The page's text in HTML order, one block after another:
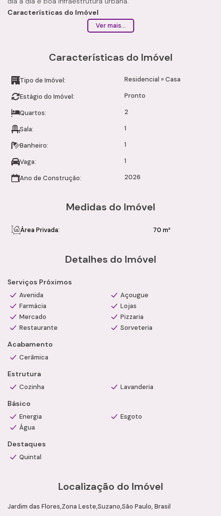
Características do Imóvel
Garagem com portão automático
Infraestrutura
Abastecimento de água
Energia elétrica
Rede de esgoto
Açougues
Farmácias
Restaurantes e pizzarias
Lojas e comércios em geral
Valor de Venda: R$ 465.000,00
especializados e agende sua visita. Camila Ramos Imóveis –
Ver mais...
Características do Imóvel
Tipo de Imóvel: Residencial »Casa
Estágio do Imóvel: Pronto
Quartos: 2
Sala: 1
Banheiro: 1
Vaga: 1
Ano de Construção: 2026
Medidas do Imóvel
Área Privada: 70 m²
Detalhes do Imóvel
Serviços Próximos
Avenida
Açougue
Farmácia
Lojas
Mercado
Pizzaria
Restaurante
Sorveteria
Acabamento
Cerâmica
Estrutura
Cozinha Lavanderia
Básico
Energia
Esgoto
Água
Destaques
Quintal
Localização do Imóvel
Jardim das Flores Zona Leste Suzano São Paulo, Brasil